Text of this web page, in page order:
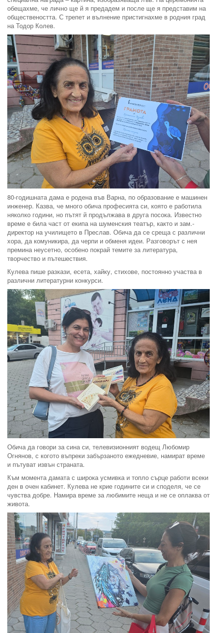
обещахме, че лично ще й я предадем и после ще я представим на
обществеността. С трепет и вълнение пристигнахме в родния град
на Тодор Колев.
80-годишната дама е родена във Варна, по образование е машинен
инженер. Казва, че много обича професията си, която е работила
няколко години, но пътят й продължава в друга посока. Известно
време е била част от екипа на шуменския театър, както и зам.-
директор на училището в Преслав. Обича да се среща с различни
хора, да комуникира, да черпи и обменя идеи. Разговорът с нея
премина неусетно, особено покрай темите за литература,
творчество и пътешествия.
Кулева пише разкази, есета, хайку, стихове, постоянно участва в
различни литературни конкурси.
Обича да говори за сина си, телевизионният водещ Любомир
Огнянов, с когото въпреки забързаното ежедневие, намират време
и пътуват извън страната.
Към момента дамата с широка усмивка и топло сърце работи всеки
ден в очен кабинет. Кулева не крие годините си и споделя, че се
чувства добре. Намира време за любимите неща и не се оплаква от
живота.